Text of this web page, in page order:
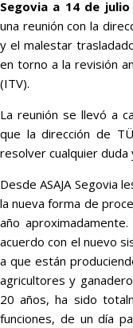
Segovia a 14 de julio
una reunión con la
y el malestar
en torno a la revisión
(ITV).
La reunión se llevó a
que la dirección de
resolver cualquier duda
Desde ASAJA Segovia
la nueva forma de
año
acuerdo con el nuevo
a que están
agricultores y
20 años, ha sido
funciones, de un día